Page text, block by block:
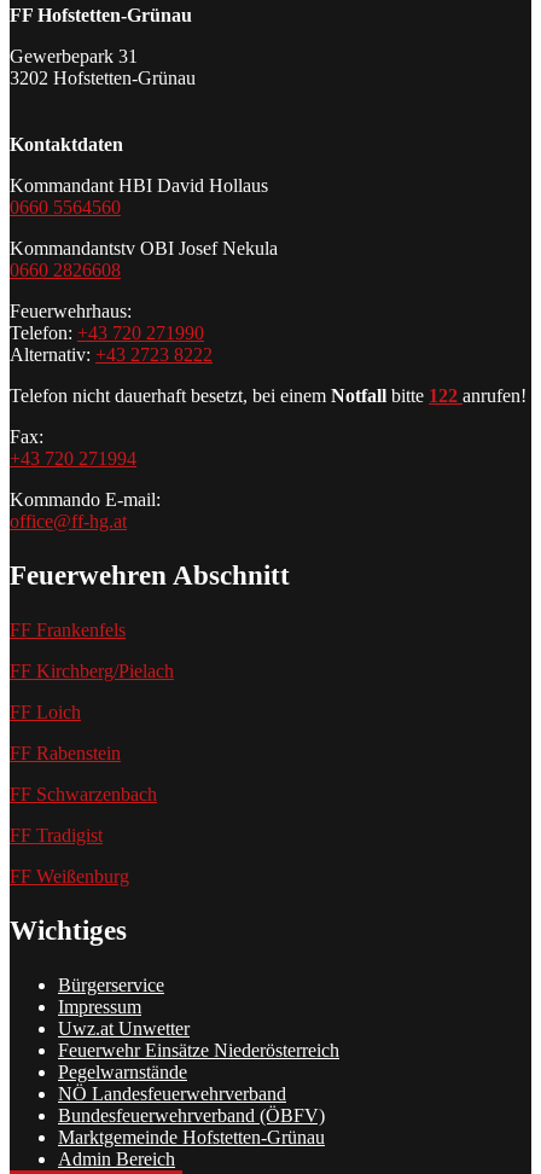
FF Hofstetten-Grünau
Gewerbepark 31
3202 Hofstetten-Grünau
Kontaktdaten
Kommandant HBI David Hollaus
0660 5564560
Kommandantstv OBI Josef Nekula
0660 2826608
Feuerwehrhaus:
Telefon: +43 720 271990
Alternativ: +43 2723 8222
Telefon nicht dauerhaft besetzt, bei einem Notfall bitte 122 anrufen!
Fax:
+43 720 271994
Kommando E-mail:
office@ff-hg.at
Feuerwehren Abschnitt
FF Frankenfels
FF Kirchberg/Pielach
FF Loich
FF Rabenstein
FF Schwarzenbach
FF Tradigist
FF Weißenburg
Wichtiges
Bürgerservice
Impressum
Uwz.at Unwetter
Feuerwehr Einsätze Niederösterreich
Pegelwarnstände
NÖ Landesfeuerwehrverband
Bundesfeuerwehrverband (ÖBFV)
Marktgemeinde Hofstetten-Grünau
Admin Bereich